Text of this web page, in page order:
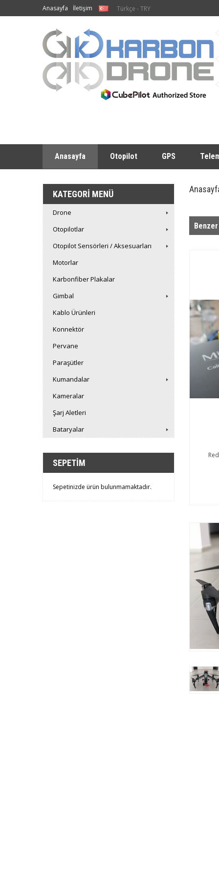
Türkçe - TRY
Anasayfa İletişim
Anasayfa Otopilot GPS
KATEGORI MENÜ
Drone
Otopilotlar
Otopilot Sensörleri / Aksesuarları
Motorlar
Karbonfiber Plakalar
Gimbal
Kablo Ürünleri
Konnektör
Pervane
Paraşütler
Kumandalar
Kameralar
Şarj Aletleri
Bataryalar
SEPETIM
Sepetinizde ürün bulunmamaktadır.